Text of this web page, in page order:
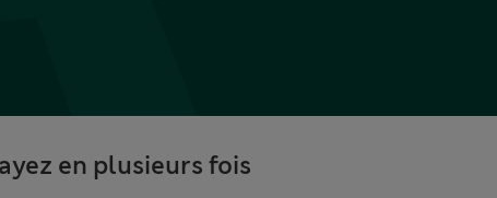
en plusieurs fois